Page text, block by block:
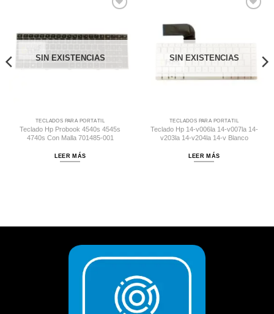
SIN EXISTENCIAS
TECLADOS PARA PORTÁTIL
Teclado Hp Probook 4540s 4545s
4740s Con Malla 701485-001
LEER MÁS
SIN EXISTENCIAS
TECLADOS PARA PORTÁTIL
Teclado Hp 14-v006la 14-v007la 14-
v203la 14-v204la 14-v Blanco
LEER MÁS